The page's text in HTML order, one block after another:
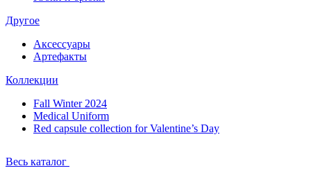
Другое
Аксессуары
Артефакты
Коллекции
Fall Winter 2024
Medical Uniform
Red capsule collection for Valentine’s Day
Весь каталог